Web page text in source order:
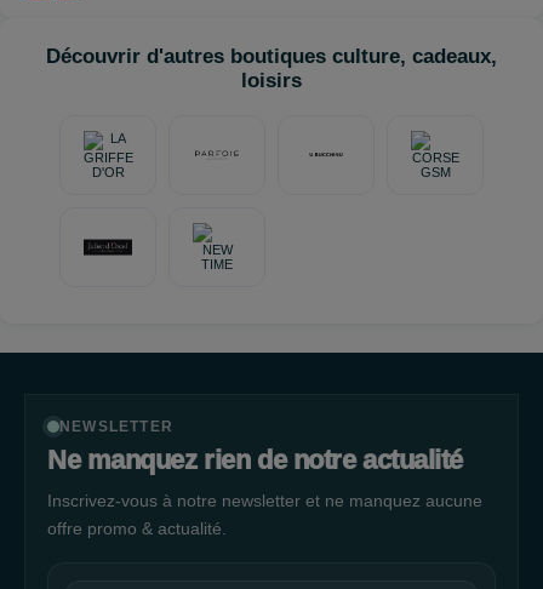
Découvrir d'autres boutiques culture, cadeaux,
loisirs
NEWSLETTER
Ne manquez rien de notre actualité
Inscrivez-vous à notre newsletter et ne manquez aucune
offre promo & actualité.